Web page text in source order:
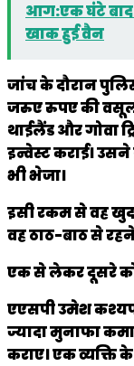
आग:एक घंटे
खाक हुई वैन
जांच के दौरान
जरुए रुपए की
थाईलैंड और गोवा
इन्वेस्ट कराई।
भी भेजा।
इसी रकम से वह खुद
वह ठाठ-बाठ से रहने
एक से लेकर दूसरे
एएसपी उमेश कश्यप
ज्यादा मुनाफा
कराए। एक व्यक्ति